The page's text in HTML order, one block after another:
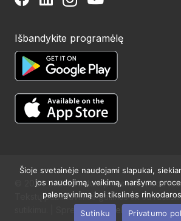
Išbandykite programėlę
© 2024 UAB Structum projektai. Visos
Tekstų publikavimas galimas tik su
sutikimu. | Sprendimas:Websty
Šioje svetainėje naudojami slapukai,
jos naudojimą, veikimą, naršymo
palengvinimą bei tikslinės
Sutinku
Privatumo